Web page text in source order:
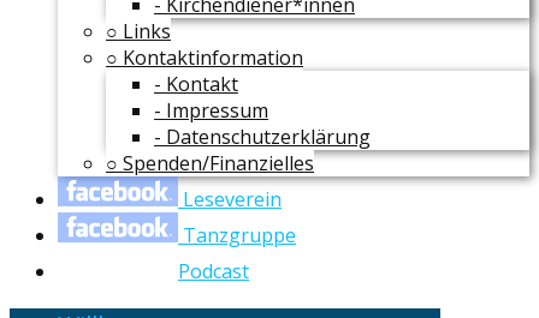
○ Links
○ Kontaktinformation
- Kontakt
- Impressum
- Datenschutzerklärung
○ Spenden/Finanzielles
Leseverein
Tanzgruppe
Podcast